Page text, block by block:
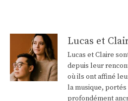
Lucas et
Lucas et Claire
depuis leur
où ils ont affiné
la musique,
profondément